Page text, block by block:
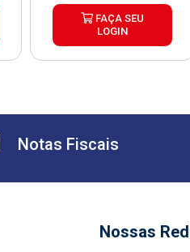
FAÇA SEU
LOGIN
Notas Fiscais
Nossas